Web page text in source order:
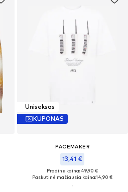
Uniseksas
KUPONAS
PACEMAKER
13,41 €
Pradinė kaina: 49,90 €
Paskutinė mažiausia kaina:14,90 €